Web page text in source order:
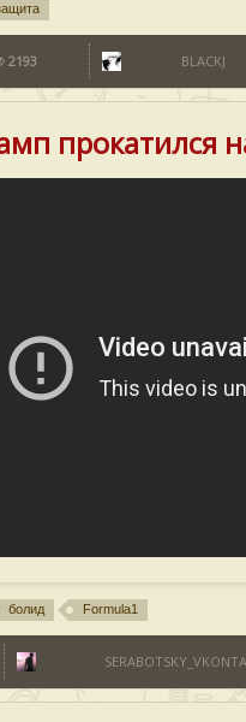
2193 BLACKJ
прокатился
болид Formula1